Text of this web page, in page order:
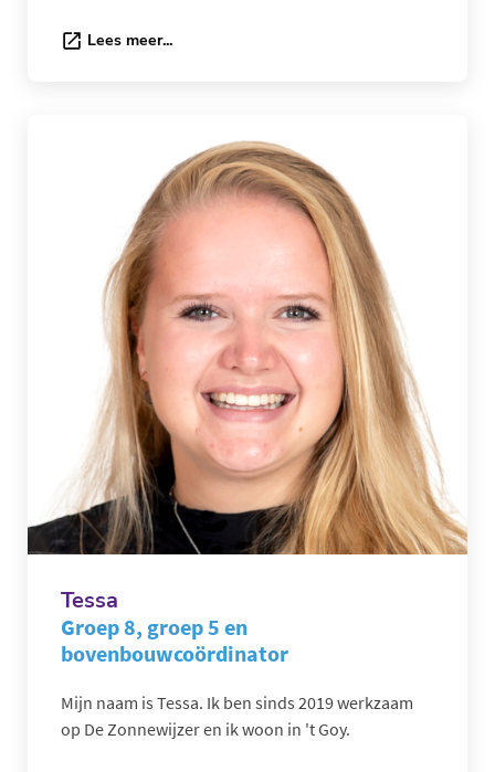
Lees meer...
Tessa
Groep 8, groep 5 en
bovenbouwcoördinator
Mijn naam is Tessa. Ik ben sinds 2019 werkzaam
op De Zonnewijzer en ik woon in 't Goy.